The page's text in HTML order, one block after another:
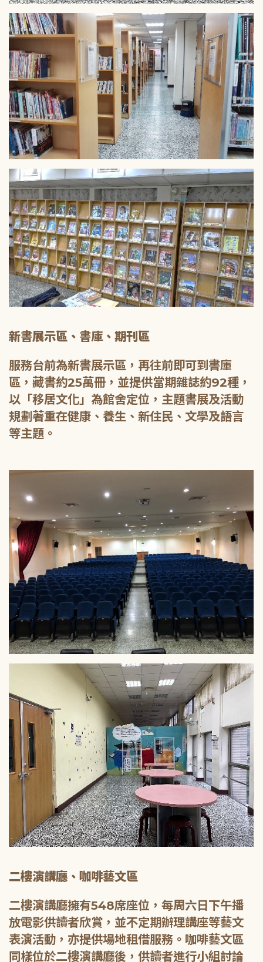
新書展示區、書庫、期刊區
服務台前為新書展示區，再往前即可到書庫
區，藏書約25萬冊，並提供當期雜誌約92種，
以「移居文化」為館舍定位，主題書展及活動
規劃著重在健康、養生、新住民、文學及語言
等主題。
二樓演講廳、咖啡藝文區
二樓演講廳擁有548席座位，每周六日下午播
放電影供讀者欣賞，並不定期辦理講座等藝文
表演活動，亦提供場地租借服務。咖啡藝文區
同樣位於二樓演講廳後，供讀者進行小組討論